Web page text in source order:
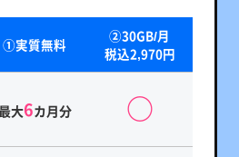
①実質無料
②30GB/月
税込2,970円
大6カ月分